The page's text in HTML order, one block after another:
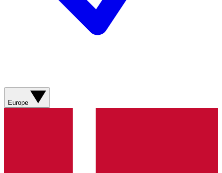
Europe